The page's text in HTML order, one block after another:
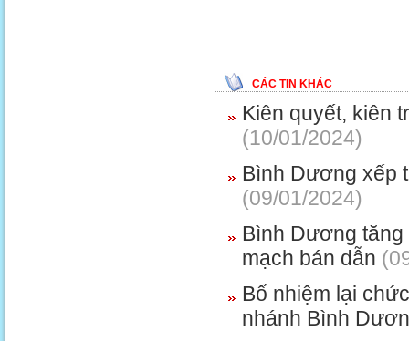
CÁC TIN KHÁC
Kiên quyết, kiên
(10/01/2024)
Bình Dương xếp
(09/01/2024)
Bình Dương
mạch bán dẫn
Bổ nhiệm lại
nhánh Bình